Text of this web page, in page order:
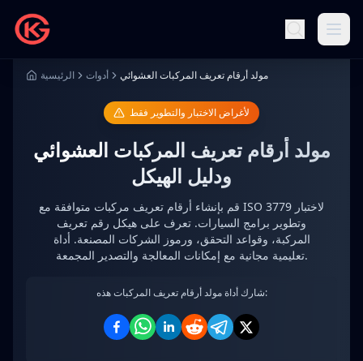
الرئيسية أدوات مولد أرقام تعريف المركبات العشوائي
لأغراض الاختبار والتطوير فقط
مولد أرقام تعريف المركبات العشوائي
ودليل الهيكل
قم بإنشاء أرقام تعريف مركبات متوافقة مع ISO 3779 لاختبار
وتطوير برامج السيارات. تعرف على هيكل رقم تعريف
المركبة، وقواعد التحقق، ورموز الشركات المصنعة. أداة
تعليمية مجانية مع إمكانات المعالجة والتصدير المجمعة.
شارك أداة مولد أرقام تعريف المركبات هذه: